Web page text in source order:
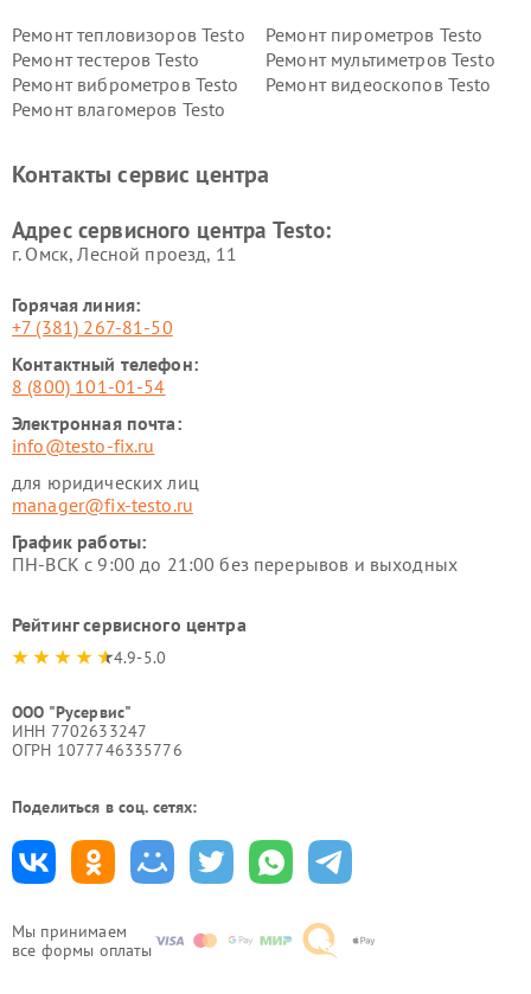
Мы принимаем
все формы оплаты
Ремонт тепловизоров Testo
Ремонт пирометров Testo
Ремонт тестеров Testo
Ремонт мультиметров Testo
Ремонт виброметров Testo
Ремонт видеоскопов Testo
Ремонт влагомеров Testo
Контакты сервис центра
Адрес сервисного центра Testo:
г. Омск, ​Лесной проезд, 11
Горячая линия:
+7 (381) 267-81-50
Контактный телефон:
8 (800) 101-01-54
Электронная почта:
info@testo-fix.ru
для юридических лиц
manager@fix-testo.ru
График работы:
ПН-ВСК с 9:00 до 21:00 без перерывов и выходных
Рейтинг сервисного центра
4.9-5.0
ООО "Русервис"
ИНН 7702633247
ОГРН 1077746335776
Поделиться в соц. сетях: